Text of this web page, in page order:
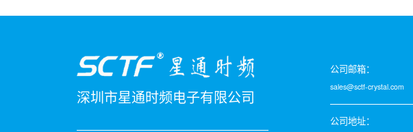
深圳市星通时频电子有限公司
公司邮箱：
sales@sctf-crystal.com
公司地址：